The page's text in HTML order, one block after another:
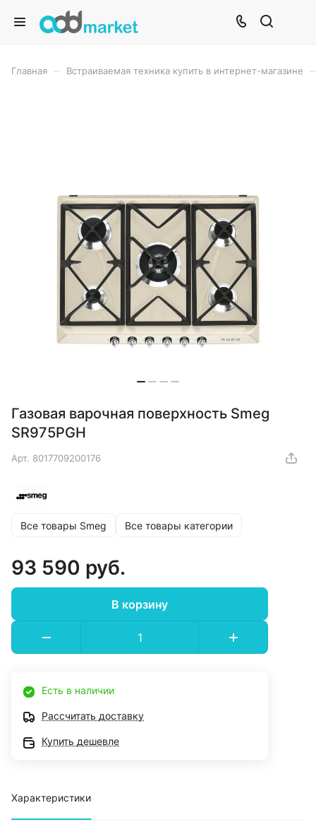
Главная Встраиваемая техника купить в интернет-магазине
Газовая варочная поверхность Smeg
SR975PGH
Арт. 8017709200176
Все товары Smeg Все товары категории
93 590 руб.
В корзину
Есть в наличии
Рассчитать доставку
Купить дешевле
Характеристики